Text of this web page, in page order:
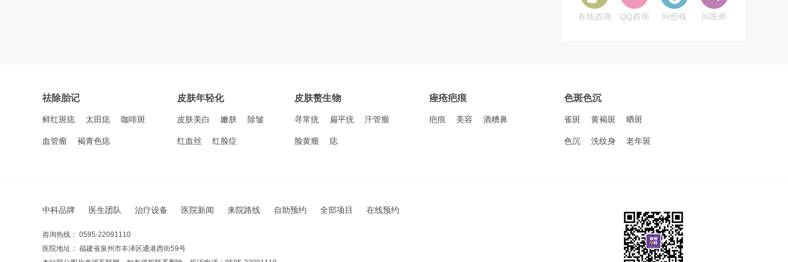
在线咨询 QQ咨询 问价格 问医师
祛除胎记
鲜红斑痣 太田痣 咖啡斑
血管瘤 褐青色痣
皮肤年轻化
皮肤美白 嫩肤 除皱
红血丝 红脸症
皮肤赘生物
寻常疣 扁平疣 汗管瘤
脸黄瘤 痣
痤疮疤痕
疤痕 美容 酒糟鼻
色斑色沉
雀斑 黄褐斑 晒斑
色沉 洗纹身 老年斑
中科品牌 医生团队 治疗设备 医院新闻 来院路线 自助预约 全部项目 在线预约
咨询热线： 0595-22091110
医院地址： 福建省泉州市丰泽区通港西街59号